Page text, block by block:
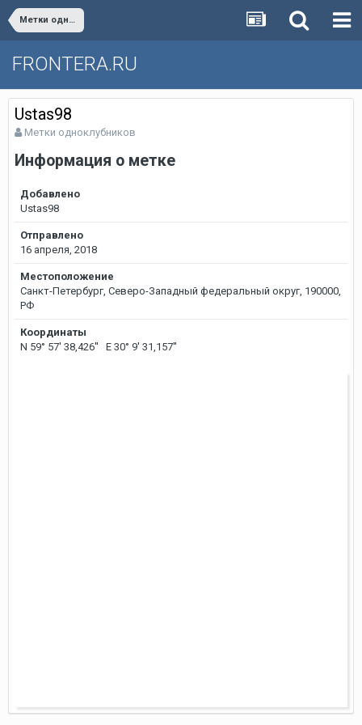
Метки одноклубников
FRONTERA.RU
Ustas98
Метки одноклубников
Информация о метке
Добавлено
Ustas98
Отправлено
16 апреля, 2018
Местоположение
Санкт-Петербург, Северо-Западный федеральный округ, 190000,
РФ
Координаты
N 59° 57' 38,426'' E 30° 9' 31,157''